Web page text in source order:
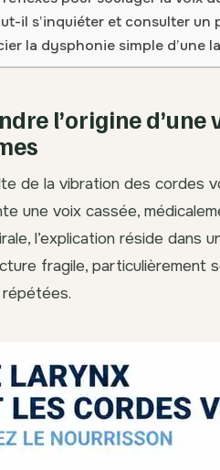
il s’inquiéter et consulter un
la dysphonie simple d’une
l’origine
de la vibration des cordes
une voix cassée,
l’explication réside dans
fragile, particulièrement